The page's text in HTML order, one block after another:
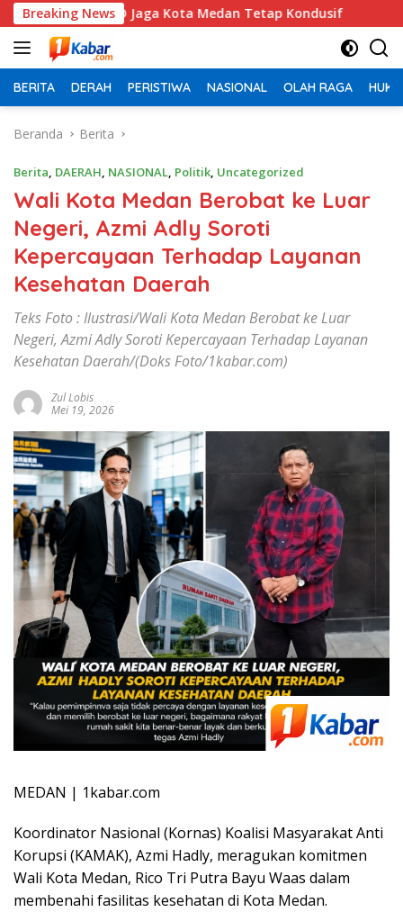
Langsung
ke
konten
Breaking News
Jaga Kota Medan Tetap Kondusif Tiga Kapolsek
BERITA DERAH PERISTIWA NASIONAL OLAH RAGA
Beranda Berita
Berita, DAERAH, NASIONAL, Politik, Uncategorized
Wali Kota Medan Berobat ke Luar
Negeri, Azmi Adly Soroti
Kepercayaan Terhadap Layanan
Kesehatan Daerah
Teks Foto : Ilustrasi/Wali Kota Medan Berobat ke Luar
Negeri, Azmi Adly Soroti Kepercayaan Terhadap Layanan
Kesehatan Daerah/(Doks Foto/1kabar.com)
Zul Lobis
Mei 19, 2026
MEDAN | 1kabar.com
Koordinator Nasional (Kornas) Koalisi Masyarakat Anti
Korupsi (KAMAK), Azmi Hadly, meragukan komitmen
Wali Kota Medan, Rico Tri Putra Bayu Waas dalam
membenahi fasilitas kesehatan di Kota Medan.